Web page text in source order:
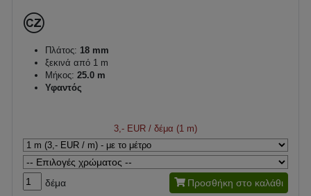
Πλάτος: 18 mm
ξεκινά από 1 m
Μήκος: 25.0 m
Υφαντός
3,- EUR / δέμα (1 m)
δέμα Προσθήκη στο καλάθι